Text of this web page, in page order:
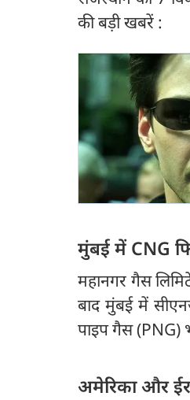
की बड़ी खबरें :
मुंबई में CNG
महानगर गैस
बाद मुंबई में
पाइप गैस (PNG)
अमेरिका और